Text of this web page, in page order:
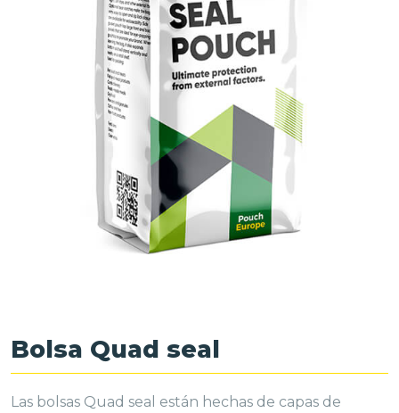
Bolsa Quad seal
Las bolsas Quad seal están hechas de capas de